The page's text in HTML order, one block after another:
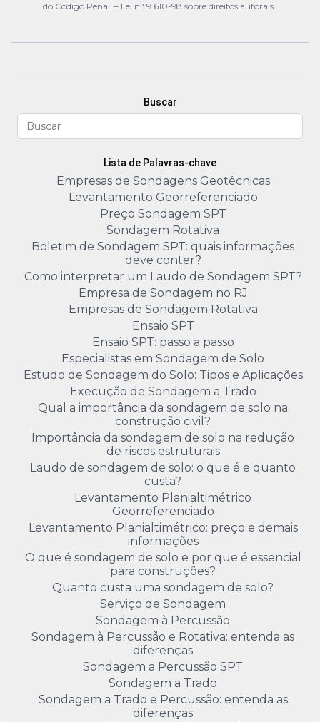
do Código Penal. – Lei n° 9.610-98 sobre direitos autorais .
Buscar
Lista de Palavras-chave
Empresas de Sondagens Geotécnicas
Levantamento Georreferenciado
Preço Sondagem SPT
Sondagem Rotativa
Boletim de Sondagem SPT: quais informações
deve conter?
Como interpretar um Laudo de Sondagem SPT?
Empresa de Sondagem no RJ
Empresas de Sondagem Rotativa
Ensaio SPT
Ensaio SPT: passo a passo
Especialistas em Sondagem de Solo
Estudo de Sondagem do Solo: Tipos e Aplicações
Execução de Sondagem a Trado
Qual a importância da sondagem de solo na
construção civil?
Importância da sondagem de solo na redução
de riscos estruturais
Laudo de sondagem de solo: o que é e quanto
custa?
Levantamento Planialtimétrico
Georreferenciado
Levantamento Planialtimétrico: preço e demais
informações
O que é sondagem de solo e por que é essencial
para construções?
Quanto custa uma sondagem de solo?
Serviço de Sondagem
Sondagem à Percussão
Sondagem à Percussão e Rotativa: entenda as
diferenças
Sondagem a Percussão SPT
Sondagem a Trado
Sondagem a Trado e Percussão: entenda as
diferenças